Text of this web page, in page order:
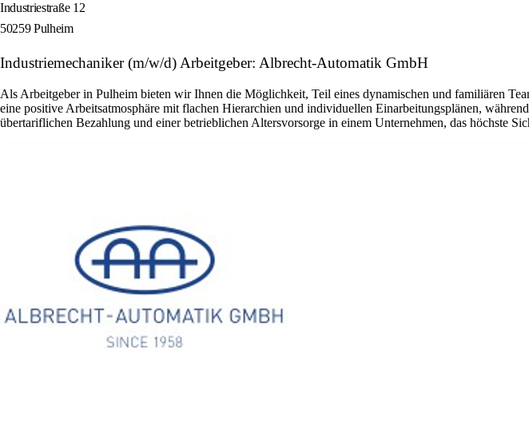
Industriestraße 12
50259 Pulheim
Industriemechaniker (m/w/d) Arbeitgeber: Albrecht-Automatik GmbH
Als Arbeitgeber in Pulheim bieten wir Ihnen die Möglichkeit, Teil eines dynamischen und familiären
eine positive Arbeitsatmosphäre mit flachen Hierarchien und individuellen Einarbeitungsplänen,
übertariflichen Bezahlung und einer betrieblichen Altersvorsorge in einem Unternehmen, das höchste